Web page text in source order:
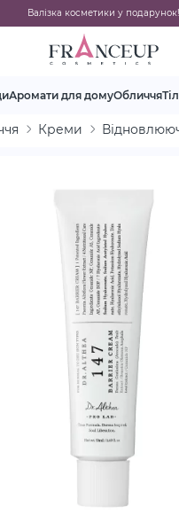
Валізка косметики у подарунок!
Аромати для домуОбличчя
Креми